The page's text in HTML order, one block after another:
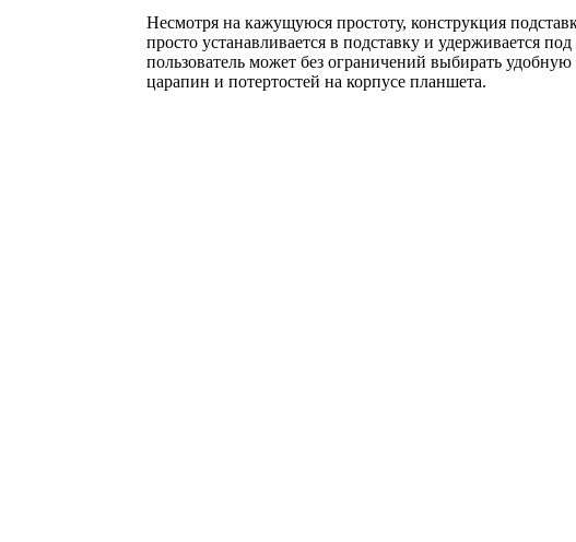
Несмотря на кажущуюся простоту, конструкция
просто устанавливается в подставку и удерживается
пользователь может без ограничений выбирать
царапин и потертостей на корпусе планшета.